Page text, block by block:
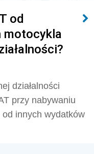
od
motocykla
działalności
przy nabywaniu
innych wydatków